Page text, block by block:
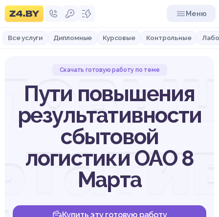
Меню
Все услуги Дипломные Курсовые Контрольные
Скачать готовую работу по теме
Пути повышения
результативности
сбытовой
логистики ОАО 8
Марта
Купить эту готовую работу